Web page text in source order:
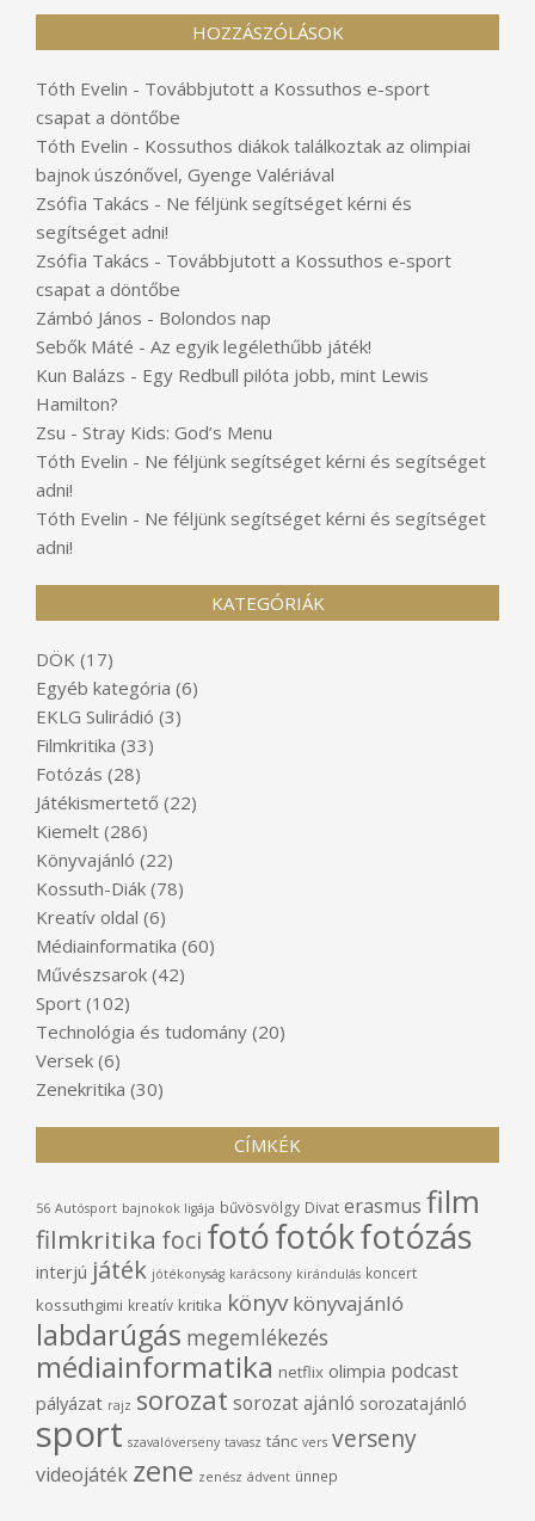
HOZZÁSZÓLÁSOK
Tóth Evelin - Továbbjutott a Kossuthos e-sport
csapat a döntőbe
Tóth Evelin - Kossuthos diákok találkoztak az olimpiai
bajnok úszónővel, Gyenge Valériával
Zsófia Takács - Ne féljünk segítséget kérni és
segítséget adni!
Zsófia Takács - Továbbjutott a Kossuthos e-sport
csapat a döntőbe
Zámbó János - Bolondos nap
Sebők Máté - Az egyik legélethűbb játék!
Kun Balázs - Egy Redbull pilóta jobb, mint Lewis
Hamilton?
Zsu - Stray Kids: God’s Menu
Tóth Evelin - Ne féljünk segítséget kérni és segítséget
adni!
Tóth Evelin - Ne féljünk segítséget kérni és segítséget
adni!
KATEGÓRIÁK
DÖK (17)
Egyéb kategória (6)
EKLG Sulirádió (3)
Filmkritika (33)
Fotózás (28)
Játékismertető (22)
Kiemelt (286)
Könyvajánló (22)
Kossuth-Diák (78)
Kreatív oldal (6)
Médiainformatika (60)
Művészsarok (42)
Sport (102)
Technológia és tudomány (20)
Versek (6)
Zenekritika (30)
CÍMKÉK
56 Autósport bajnokok ligája bűvösvölgy Divat erasmus film
filmkritika foci fotófotókfotózás
interjú játék jótékonyság karácsony kirándulás koncert
kossuthgimi kreatív kritika könyv könyvajánló
labdarúgás megemlékezés
médiainformatika netflix olimpia podcast
pályázat rajz sorozat sorozat ajánló sorozatajánló
sport szavalóverseny tavasz tánc vers verseny
videojáték zene zenész ádvent ünnep